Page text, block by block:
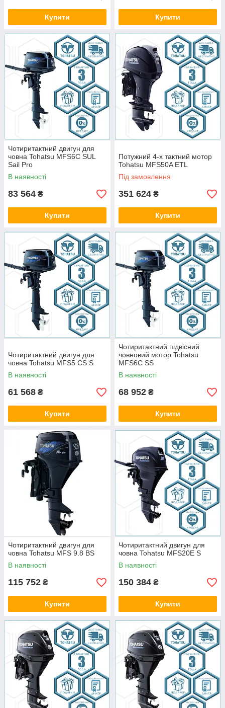
Купити Купити
Чотиритактний двигун для
човна Tohatsu MFS6C SUL
Sail Pro
В наявності
83 564 ₴
Купити
Потужний 4-х тактний мотор
Tohatsu MFS50A ETL
Під замовлення
351 624 ₴
Купити
Чотиритактний двигун для
човна Tohatsu MFS5 CS S
В наявності
61 568 ₴
Купити
Чотиритактний підвісний
човновий мотор Tohatsu
MFS6C SS
В наявності
68 952 ₴
Купити
Чотиритактний двигун для
човна Tohatsu MFS 9.8 BS
В наявності
115 752 ₴
Купити
Чотиритактний двигун для
човна Tohatsu MFS20E S
В наявності
150 384 ₴
Купити